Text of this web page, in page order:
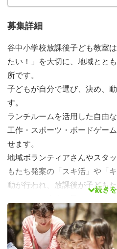
募集詳細
谷中小学校放課後子ども教室
たい！」を大切に、地域とと
所です。
子どもが自分で選び、決め、
す。
ランチルームを活用した自由
工作・スポーツ・ボードゲー
せます。
地域ボランティアさんやスタ
もたち発案の「スキ活」や「
動が行われ、放課後が子ども
な放課後の居場所です。
続き